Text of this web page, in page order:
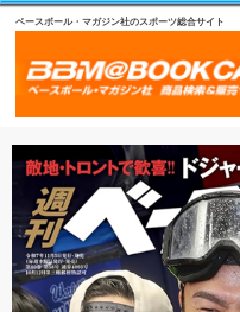
ベースボール・マガジン社のスポーツ総合サイト